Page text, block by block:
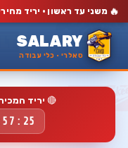
🔥 משני עד ראשון · יריד
SALARY
סאלרי · כלי עבודה
🔴 יריד